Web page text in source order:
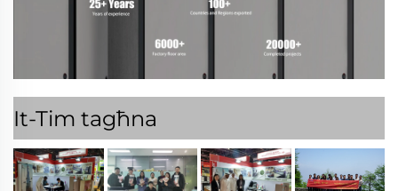
It-Tim tagħna